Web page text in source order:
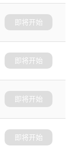
即将开始
即将开始
即将开始
即将开始